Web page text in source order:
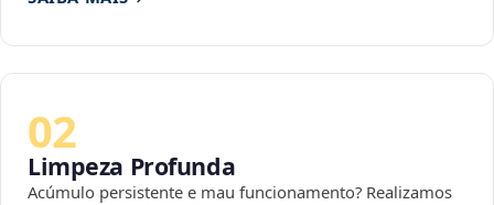
02
Limpeza Profunda
Acúmulo persistente e mau funcionamento? Realizamos